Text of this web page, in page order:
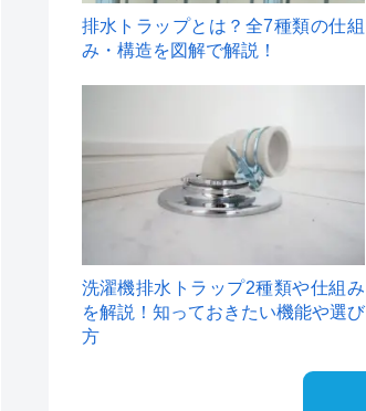
排水トラップとは？全7種類の仕組
み・構造を図解で解説！
洗濯機排水トラップ2種類や仕組み
を解説！知っておきたい機能や選び
方